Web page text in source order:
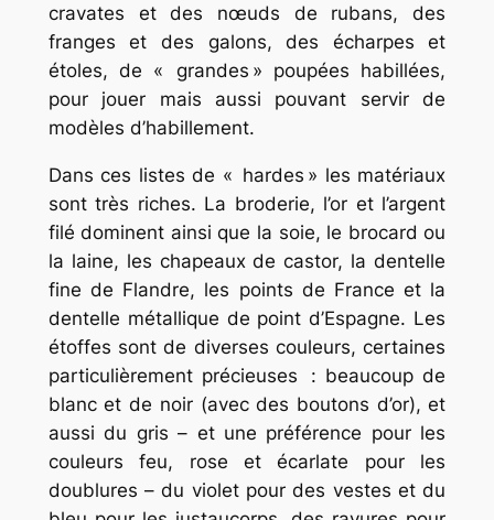
cravates et des nœuds de rubans, des
franges et des galons, des écharpes et
étoles, de « grandes » poupées habillées,
pour jouer mais aussi pouvant servir de
modèles d’habillement.
Dans ces listes de « hardes » les matériaux
sont très riches. La broderie, l’or et l’argent
filé dominent ainsi que la soie, le brocard ou
la laine, les chapeaux de castor, la dentelle
fine de Flandre, les points de France et la
dentelle métallique de point d’Espagne. Les
étoffes sont de diverses couleurs, certaines
particulièrement précieuses : beaucoup de
blanc et de noir (avec des boutons d’or), et
aussi du gris – et une préférence pour les
couleurs feu, rose et écarlate pour les
doublures – du violet pour des vestes et du